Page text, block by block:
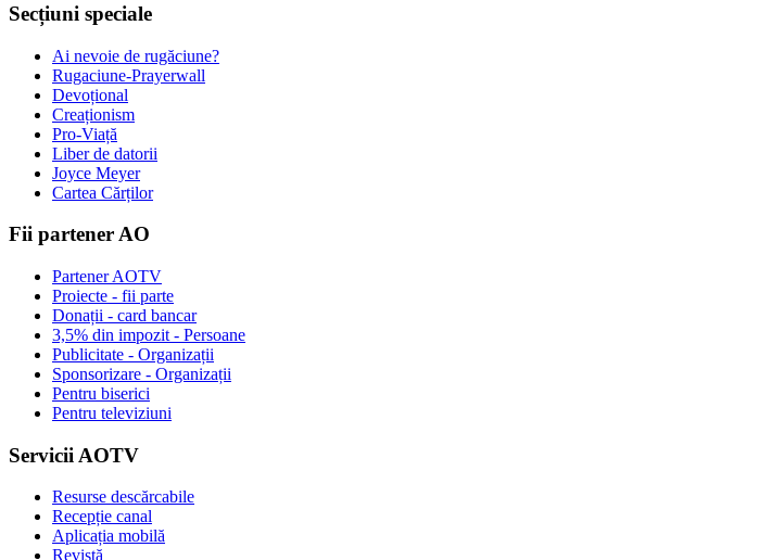
Secțiuni speciale
Ai nevoie de rugăciune?
Rugaciune-Prayerwall
Devoțional
Creaționism
Pro-Viață
Liber de datorii
Joyce Meyer
Cartea Cărților
Fii partener AO
Partener AOTV
Proiecte - fii parte
Donații - card bancar
3,5% din impozit - Persoane
Publicitate - Organizații
Sponsorizare - Organizații
Pentru biserici
Pentru televiziuni
Servicii AOTV
Resurse descărcabile
Recepție canal
Aplicația mobilă
Revistă